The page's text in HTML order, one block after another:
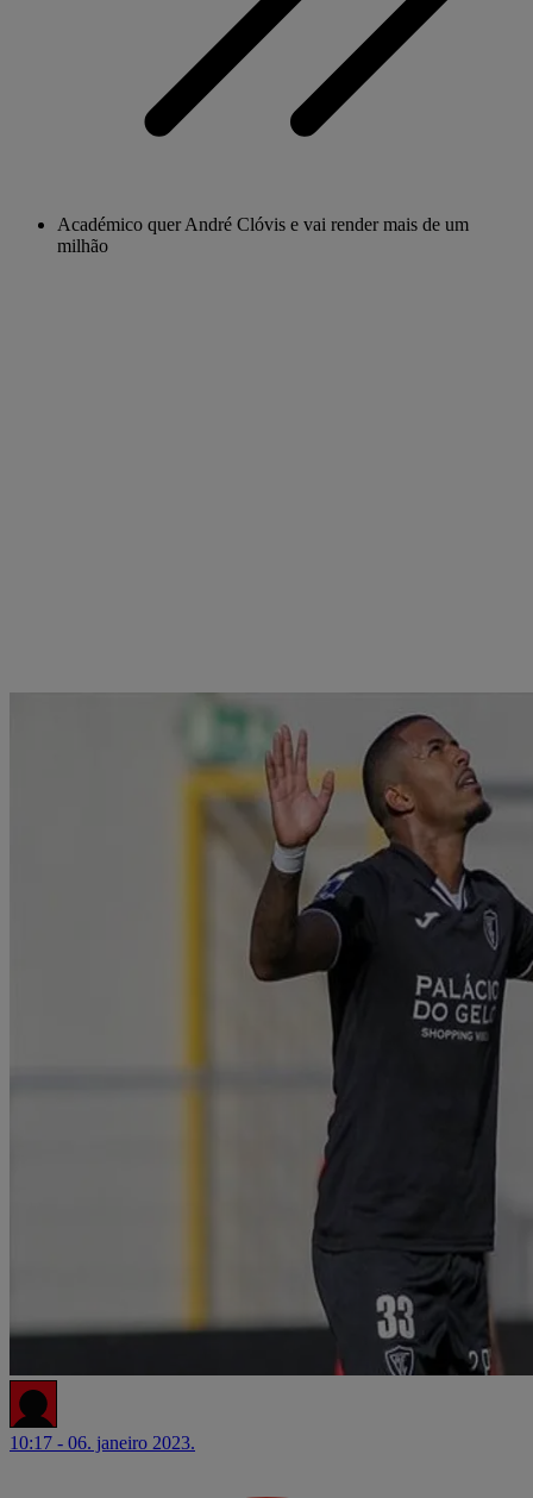
Académico quer André Clóvis e vai render mais de um
milhão
10:17 - 06. janeiro 2023.